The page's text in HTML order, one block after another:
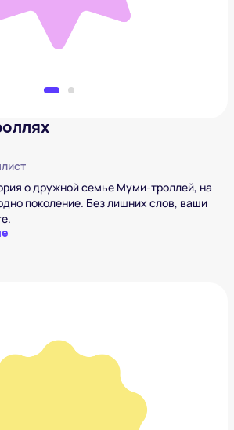
о дружной семье Муми-троллей, на
поколение. Без лишних слов, ваши